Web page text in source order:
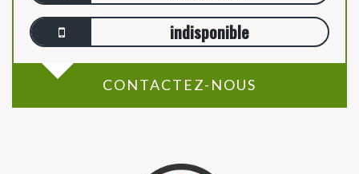
indisponible
CONTACTEZ-NOUS